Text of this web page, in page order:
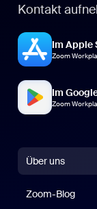
Kontakt
Im Apple
Zoom
Im
Zoom
Über uns
Zoom-Blog